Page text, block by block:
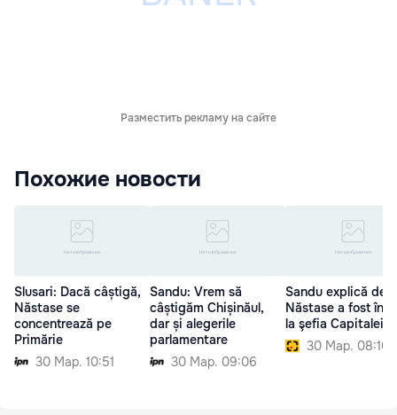
Разместить рекламу на сайте
Похожие новости
Slusari: Dacă câștigă,
Năstase se
concentrează pe
Primărie
30 Мар. 10:51
Sandu: Vrem să
câștigăm Chișinăul,
dar și alegerile
parlamentare
30 Мар. 09:06
Sandu explică de
Năstase a fost
la şefia Capitalei
30 Мар. 08:10